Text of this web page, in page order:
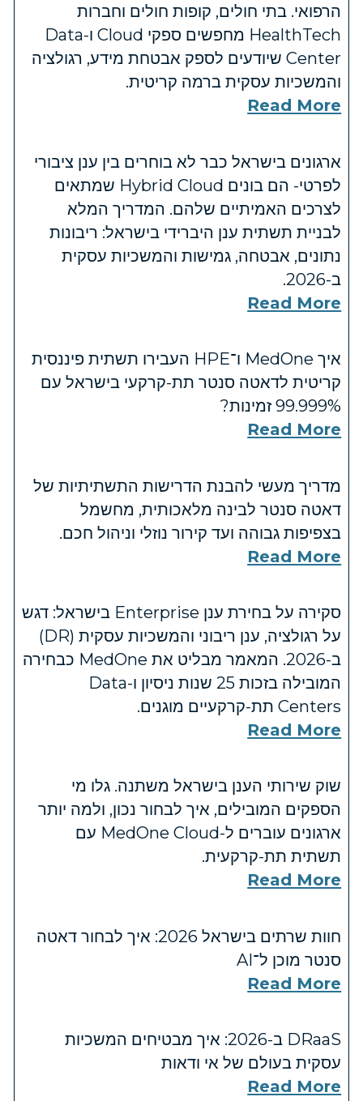
הרפואי. בתי חולים, קופות חולים וחברות
HealthTech מחפשים ספקי Cloud ו-Data
Center שיודעים לספק אבטחת מידע, רגולציה
והמשכיות עסקית ברמה קריטית.
Read More
ארגונים בישראל כבר לא בוחרים בין ענן ציבורי
לפרטי- הם בונים Hybrid Cloud שמתאים
לצרכים האמיתיים שלהם. המדריך המלא
לבניית תשתית ענן היברידי בישראל: ריבונות
נתונים, אבטחה, גמישות והמשכיות עסקית
ב-2026.
Read More
איך MedOne ו־HPE העבירו תשתית פיננסית
קריטית לדאטה סנטר תת-קרקעי בישראל עם
‎99.999%‎ זמינות?
Read More
מדריך מעשי להבנת הדרישות התשתיתיות של
דאטה סנטר לבינה מלאכותית, מחשמל
בצפיפות גבוהה ועד קירור נוזלי וניהול חכם.
Read More
סקירה על בחירת ענן Enterprise בישראל: דגש
על רגולציה, ענן ריבוני והמשכיות עסקית (DR)
ב-2026. המאמר מבליט את MedOne כבחירה
המובילה בזכות 25 שנות ניסיון ו-Data
Centers תת-קרקעיים מוגנים.
Read More
שוק שירותי הענן בישראל משתנה. גלו מי
הספקים המובילים, איך לבחור נכון, ולמה יותר
ארגונים עוברים ל-MedOne Cloud עם
תשתית תת-קרקעית.
Read More
חוות שרתים בישראל 2026: איך לבחור דאטה
סנטר מוכן ל־AI
Read More
DRaaS ב-2026: איך מבטיחים המשכיות
עסקית בעולם של אי ודאות
Read More